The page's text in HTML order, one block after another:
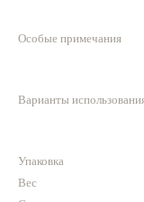
Особые примечания
Варианты
Упаковка
Вес